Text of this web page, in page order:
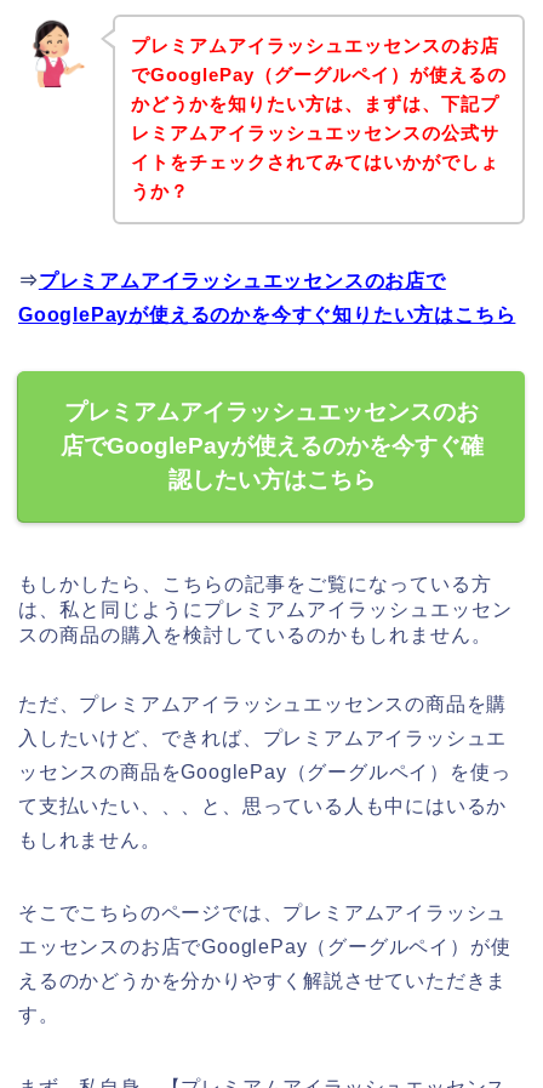
プレミアムアイラッシュエッセンスのお店
でGooglePay（グーグルペイ）が使えるの
かどうかを知りたい方は、まずは、下記プ
レミアムアイラッシュエッセンスの公式サ
イトをチェックされてみてはいかがでしょ
うか？
⇒プレミアムアイラッシュエッセンスのお店で
GooglePayが使えるのかを今すぐ知りたい方はこちら
プレミアムアイラッシュエッセンスのお
店でGooglePayが使えるのかを今すぐ確
認したい方はこちら
もしかしたら、こちらの記事をご覧になっている方
は、私と同じようにプレミアムアイラッシュエッセン
スの商品の購入を検討しているのかもしれません。
ただ、プレミアムアイラッシュエッセンスの商品を購
入したいけど、できれば、プレミアムアイラッシュエ
ッセンスの商品をGooglePay（グーグルペイ）を使っ
て支払いたい、、、と、思っている人も中にはいるか
もしれません。
そこでこちらのページでは、プレミアムアイラッシュ
エッセンスのお店でGooglePay（グーグルペイ）が使
えるのかどうかを分かりやすく解説させていただきま
す。